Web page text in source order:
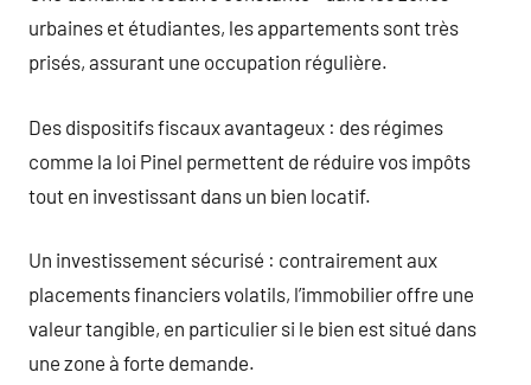
urbaines et étudiantes, les appartements sont très
prisés, assurant une occupation régulière.
Des dispositifs fiscaux avantageux : des régimes
comme la loi Pinel permettent de réduire vos impôts
tout en investissant dans un bien locatif.
Un investissement sécurisé : contrairement aux
placements financiers volatils, l’immobilier offre une
valeur tangible, en particulier si le bien est situé dans
une zone à forte demande.